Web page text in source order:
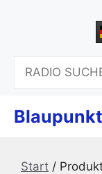
Start /